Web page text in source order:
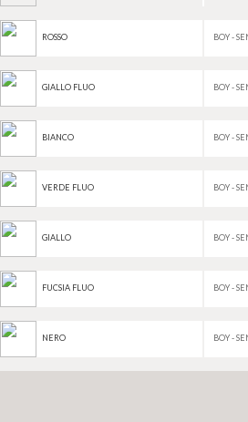
ROSSO BOY -
GIALLO FLUO BOY -
BIANCO BOY -
VERDE FLUO BOY -
GIALLO BOY -
FUCSIA FLUO BOY -
NERO BOY -